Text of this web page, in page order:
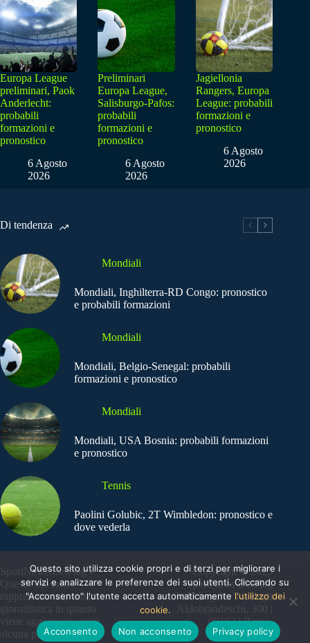
Europa League
preliminari, Paok
Anderlecht:
probabili
formazioni e
pronostico
6 Agosto
2026
Preliminari
Europa League,
Salisburgo-Pafos:
probabili
formazioni e
pronostico
6 Agosto
2026
Jagiellonia
Rangers, Europa
League: probabili
formazioni e
pronostico
6 Agosto
2026
Di tendenza
Mondiali
Mondiali, Inghilterra-RD Congo: pronostico
e probabili formazioni
Mondiali
Mondiali, Belgio-Senegal: probabili
formazioni e pronostico
Mondiali
Mondiali, USA Bosnia: probabili formazioni
e pronostico
Tennis
Paolini Golubic, 2T Wimbledon: pronostico e
dove vederla
SportNews.BetFlag -
Questo sito non
rappresenta una testata
giornalistica in quanto
viene aggiornato senza
alcuna periodicità
Copyright © 2025
SportNews BetFlag
Sede Legale: Via degli
Aldobrandeschi, 300 |
00163 | Roma
Questo sito utilizza cookie propri e di terzi per migliorare i
servizi e analizzare le preferenze dei suoi utenti. Cliccando su
"Acconsento" l'utente accetta automaticamente l'utilizzo dei
cookie.
Acconsento
Non acconsento Privacy policy